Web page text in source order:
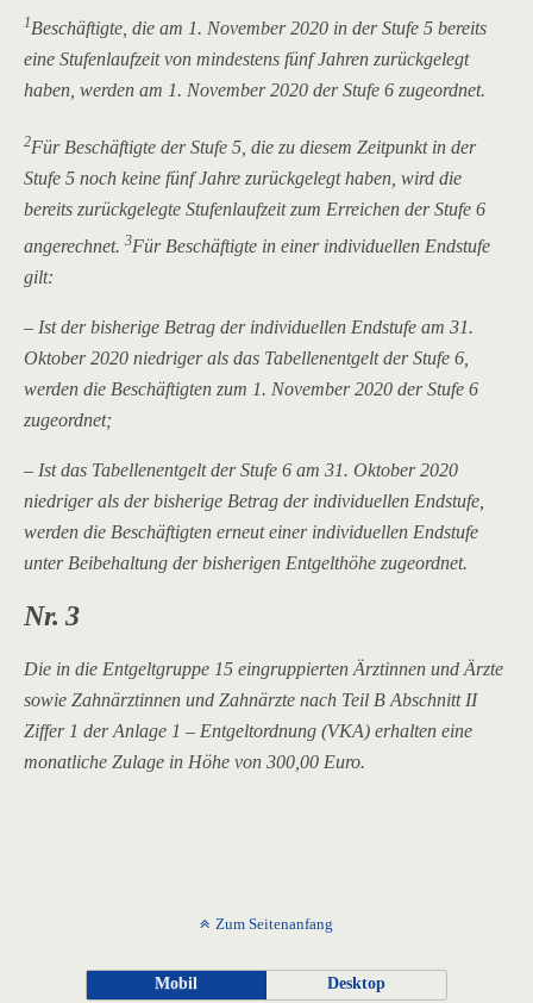
1Beschäftigte, die am 1. November 2020 in der Stufe 5 bereits
eine Stufenlaufzeit von mindestens fünf Jahren zurückgelegt
haben, werden am 1. November 2020 der Stufe 6 zugeordnet.
2Für Beschäftigte der Stufe 5, die zu diesem Zeitpunkt in der
Stufe 5 noch keine fünf Jahre zurückgelegt haben, wird die
bereits zurückgelegte Stufenlaufzeit zum Erreichen der Stufe 6
angerechnet. 3Für Beschäftigte in einer individuellen Endstufe
gilt:
– Ist der bisherige Betrag der individuellen Endstufe am 31.
Oktober 2020 niedriger als das Tabellenentgelt der Stufe 6,
werden die Beschäftigten zum 1. November 2020 der Stufe 6
zugeordnet;
– Ist das Tabellenentgelt der Stufe 6 am 31. Oktober 2020
niedriger als der bisherige Betrag der individuellen Endstufe,
werden die Beschäftigten erneut einer individuellen Endstufe
unter Beibehaltung der bisherigen Entgelthöhe zugeordnet.
Nr. 3
Die in die Entgeltgruppe 15 eingruppierten Ärztinnen und Ärzte
sowie Zahnärztinnen und Zahnärzte nach Teil B Abschnitt II
Ziffer 1 der Anlage 1 – Entgeltordnung (VKA) erhalten eine
monatliche Zulage in Höhe von 300,00 Euro.
Zum Seitenanfang
Mobil Desktop